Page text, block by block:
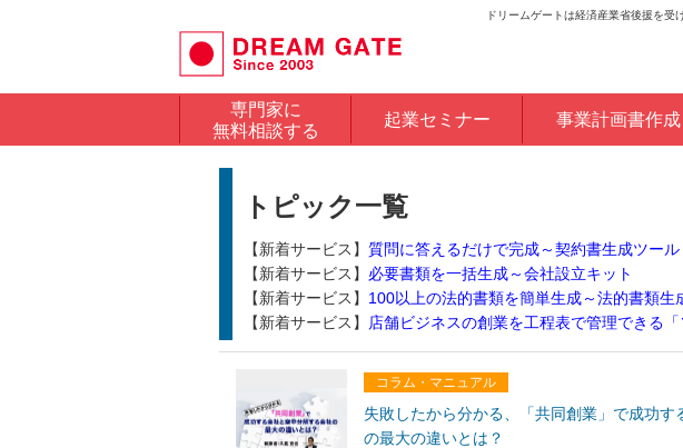
ドリームゲートは経済産業省後援を受
専門家に
無料相談する
起業セミナー 事業計画書作成
トピック一覧
【新着サービス】 質問に答えるだけで完成～契約書生成ツール
【新着サービス】 必要書類を一括生成～会社設立キット
【新着サービス】 100以上の法的書類を簡単生成～法的書類生
【新着サービス】
店舗ビジネスの創業を工程表で管理できる
コラム・マニュアル
失敗したから分かる、「共同創業」で成功す
の最大の違いとは？